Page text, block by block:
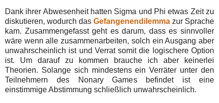
Dank ihrer Abwesenheit hatten Sigma und Phi etwas Zeit zu
diskutieren, wodurch das Gefangenendilemma zur Sprache
kam. Zusammengefasst geht es darum, dass es sinnvoller
wäre wenn alle zusammenarbeiten, solch ein Ausgang aber
unwahrscheinlich ist und Verrat somit die logischere Option
ist. Um darauf zu kommen brauche ich aber keinerlei
Theorien. Solange sich mindestens ein Verräter unter den
Teilnehmern des Nonary Games befindet ist eine
einstimmige Abstimmung schließlich unwahrscheinlich.